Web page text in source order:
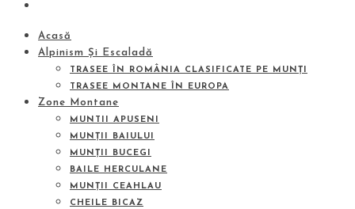
Acasă
Alpinism Și Escaladă
TRASEE ÎN ROMÂNIA CLASIFICATE PE MUNȚI
TRASEE MONTANE ÎN EUROPA
Zone Montane
MUNTII APUSENI
MUNȚII BAIULUI
MUNȚII BUCEGI
BAILE HERCULANE
MUNȚII CEAHLAU
CHEILE BICAZ